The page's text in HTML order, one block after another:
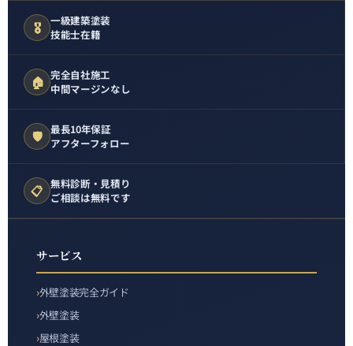
🎖️
一級建築塗装
技能士在籍
🏠 完全自社施工
中間マージンなし
🛡️ 最長10年保証
アフターフォロー
📋 無料診断・見積り
ご相談は無料です
サービス
外壁塗装完全ガイド
外壁塗装
屋根塗装